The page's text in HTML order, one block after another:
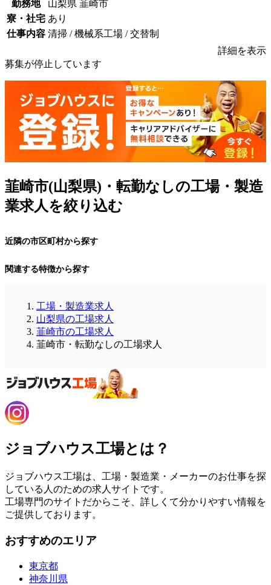
勤務地
山梨県 韮崎市
寮・社宅 あり
仕事内容 清掃 / 機械系工場 / 交替制
詳細を表示
募集が停止しています
韮崎市(山梨県)・転勤なしの工場・製造
業求人を絞り込む
近隣の市区町村から探す
関連する特徴から探す
工場・製造業求人
山梨県の工場求人
韮崎市の工場求人
韮崎市・転勤なしの工場求人
ジョブハウス工場とは？
ジョブハウス工場は、工場・製造業・メーカーのお仕事を探
している人のための求人サイトです。
工場専門のサイトだからこそ、詳しくて分かりやすい情報を
ご提供しております。
おすすめのエリア
東京都
神奈川県